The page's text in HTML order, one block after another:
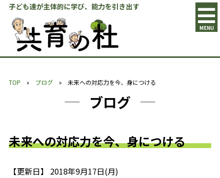
子ども達が主体的に学び、能力を引き出す
MENU
TOP » ブログ» 未来への対応力を今、身につける
ブログ
未来への対応力を今、身につける
【更新日】 2018年9月17日(月)